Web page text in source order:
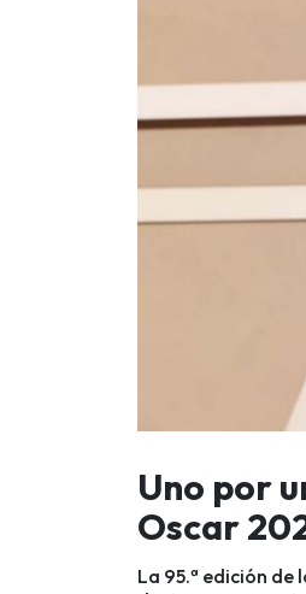
Uno por
Oscar
La 95.ª edición